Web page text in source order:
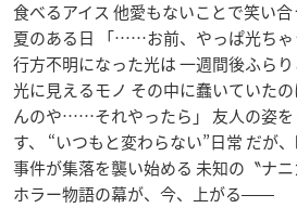
食べるアイス 他愛もないことで笑い
夏のある日 「……お前、やっぱ光ちゃ
行方不明になった光は 一週間後ふら
光に見えるモノ その中に蠢いていた
んのや……それやったら」 友人の姿を
す、 “いつもと変わらない”日常 だが
事件が集落を襲い始める 未知の〝ナ
ホラー物語の幕が、今、上がる――